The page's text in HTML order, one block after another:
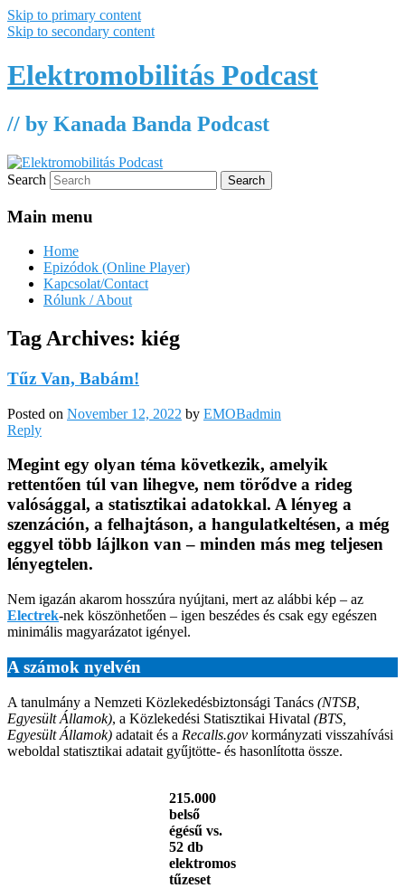
Skip to primary content
Skip to secondary content
Elektromobilitás Podcast
// by Kanada Banda Podcast
Search
Main menu
Home
Epizódok (Online Player)
Kapcsolat/Contact
Rólunk / About
Tag Archives: kiég
Tűz Van, Babám!
Posted on November 12, 2022 by EMOBadmin
Reply
Megint egy olyan téma következik, amelyik
rettentően túl van lihegve, nem törődve a rideg
valósággal, a statisztikai adatokkal. A lényeg a
szenzáción, a felhajtáson, a hangulatkeltésen, a még
eggyel több lájlkon van – minden más meg teljesen
lényegtelen.
Nem igazán akarom hosszúra nyújtani, mert az alábbi kép – az
Electrek-nek köszönhetően – igen beszédes és csak egy egészen
minimális magyarázatot igényel.
A számok nyelvén
A tanulmány a Nemzeti Közlekedésbiztonsági Tanács (NTSB,
Egyesült Államok), a Közlekedési Statisztikai Hivatal (BTS,
Egyesült Államok) adatait és a Recalls.gov kormányzati visszahívási
weboldal statisztikai adatait gyűjtötte- és hasonlította össze.
215.000
belső
égésű vs.
52 db
elektromos
tűzeset